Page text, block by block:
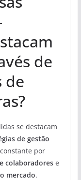
de
de
se destacam
de gestão
por
colaboradorese
mercado.